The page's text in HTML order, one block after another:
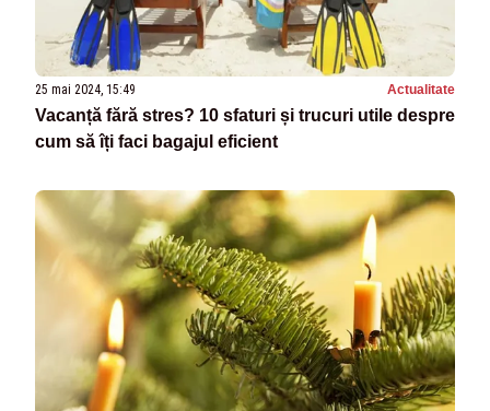
25 mai 2024, 15:49 Actualitate
Vacanță fără stres? 10 sfaturi și trucuri utile despre
cum să îți faci bagajul eficient